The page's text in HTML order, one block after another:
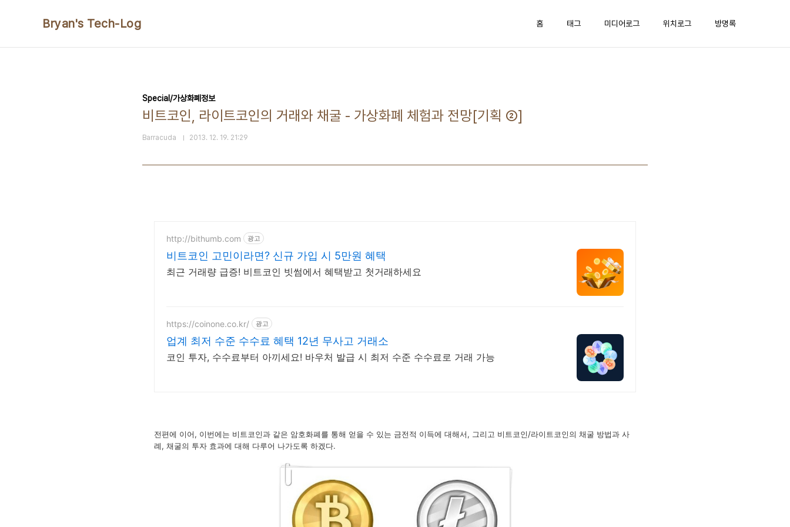
Bryan's Tech-Log 홈 태그 미디어로그 위치로그 방명록
Special/가상화폐정보
비트코인, 라이트코인의 거래와 채굴 - 가상화폐 체험과 전망[기획 ②]
Barracuda 2013. 12. 19. 21:29
http://bithumb.com 광고
비트코인 고민이라면? 신규 가입 시 5만원 혜택
최근 거래량 급증! 비트코인 빗썸에서 혜택받고 첫거래하세요
https://coinone.co.kr/ 광고
업계 최저 수준 수수료 혜택 12년 무사고 거래소
코인 투자, 수수료부터 아끼세요! 바우처 발급 시 최저 수준 수수료로 거래 가능
전편에 이어, 이번에는 비트코인과 같은 암호화폐를 통해 얻을 수 있는 금전적 이득에 대해서, 그리고 비트코인/라이트코인의 채굴 방법과 사
례, 채굴의 투자 효과에 대해 다루어 나가도록 하겠다.